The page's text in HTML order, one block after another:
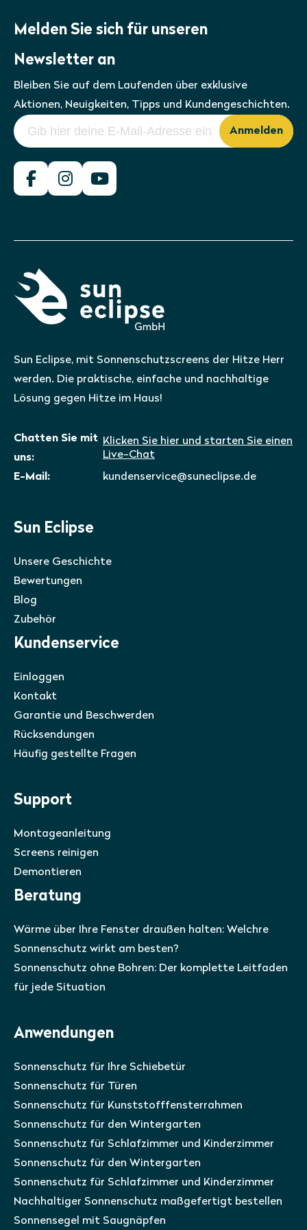
Melden Sie sich für unseren
Newsletter an
Bleiben Sie auf dem Laufenden über exklusive
Aktionen, Neuigkeiten, Tipps und Kundengeschichten.
Anmelden
Sun Eclipse, mit Sonnenschutzscreens der Hitze Herr
werden. Die praktische, einfache und nachhaltige
Lösung gegen Hitze im Haus!
Chatten Sie mit
uns:
Klicken Sie hier und starten Sie einen
Live-Chat
E-Mail:
kundenservice@suneclipse.de
Sun Eclipse
Unsere Geschichte
Bewertungen
Blog
Zubehör
Kundenservice
Einloggen
Kontakt
Garantie und Beschwerden
Rücksendungen
Häufig gestellte Fragen
Support
Montageanleitung
Screens reinigen
Demontieren
Beratung
Wärme über Ihre Fenster draußen halten: Welchre
Sonnenschutz wirkt am besten?
Sonnenschutz ohne Bohren: Der komplette Leitfaden
für jede Situation
Anwendungen
Sonnenschutz für Ihre Schiebetür
Sonnenschutz für Türen
Sonnenschutz für Kunststofffensterrahmen
Sonnenschutz für den Wintergarten
Sonnenschutz für Schlafzimmer und Kinderzimmer
Sonnenschutz für den Wintergarten
Sonnenschutz für Schlafzimmer und Kinderzimmer
Nachhaltiger Sonnenschutz maßgefertigt bestellen
Sonnensegel mit Saugnäpfen